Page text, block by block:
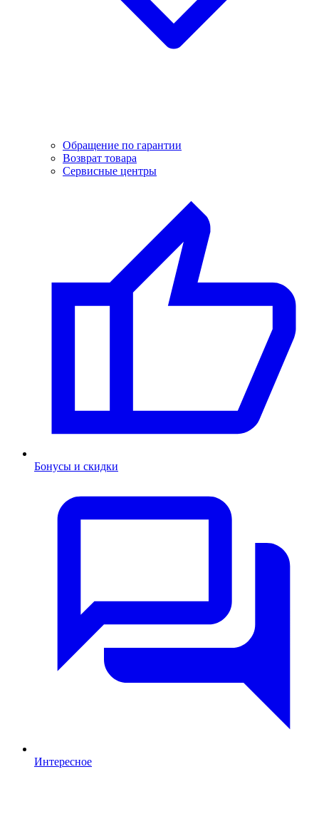
Обращение по гарантии
Возврат товара
Сервисные центры
Бонусы и скидки
Интересное